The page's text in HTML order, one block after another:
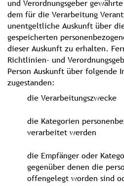
und Verordnungsgeber
dem für die Verarbeitung
unentgeltliche Auskunft über
gespeicherten
dieser Auskunft zu erhalten.
Richtlinien- und
Person Auskunft über folgende
zugestanden:
die Verarbeitungszwecke
die Kategorien
verarbeitet werden
die Empfänger oder
gegenüber denen die
offengelegt worden sind